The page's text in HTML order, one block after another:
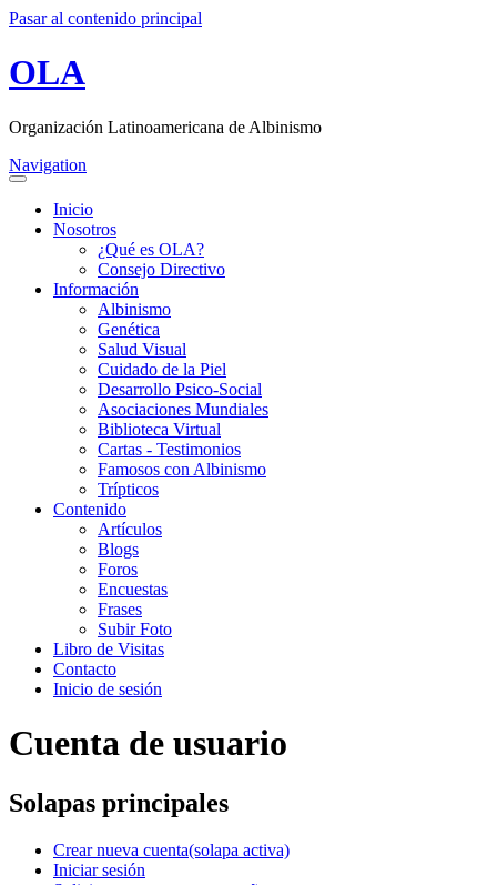
Pasar al contenido principal
OLA
Organización Latinoamericana de Albinismo
Navigation
Inicio
Nosotros
¿Qué es OLA?
Consejo Directivo
Información
Albinismo
Genética
Salud Visual
Cuidado de la Piel
Desarrollo Psico-Social
Asociaciones Mundiales
Biblioteca Virtual
Cartas - Testimonios
Famosos con Albinismo
Trípticos
Contenido
Artículos
Blogs
Foros
Encuestas
Frases
Subir Foto
Libro de Visitas
Contacto
Inicio de sesión
Cuenta de usuario
Solapas principales
Crear nueva cuenta(solapa activa)
Iniciar sesión